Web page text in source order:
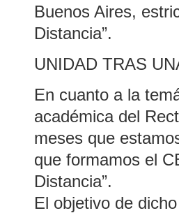
Buenos Aires,
Distancia”.
UNIDAD TRAS
En cuanto a la
académica del
meses que
que formamos el
Distancia”.
El objetivo de